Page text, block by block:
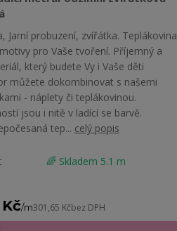
Jarní probuzení, zvířátka. Teplákovina
pro Vaše tvoření. Příjemný a
který budete Vy i Vaše děti
můžete dokombinovat s našemi
- náplety či teplákovinou.
jsou i nitě v ladící se barvě.
tep... celý popis
🌈 Skladem 5.1 m
/m301,65 Kčbez DPH